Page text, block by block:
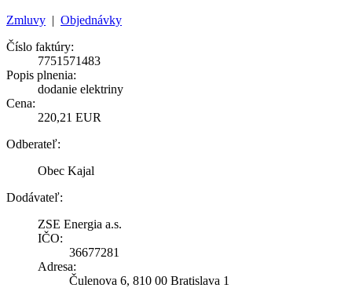
Zmluvy | Objednávky
Číslo faktúry:
7751571483
Popis plnenia:
dodanie elektriny
Cena:
220,21 EUR
Odberateľ:
Obec Kajal
Dodávateľ:
ZSE Energia a.s.
IČO:
36677281
Adresa:
Čulenova 6, 810 00 Bratislava 1